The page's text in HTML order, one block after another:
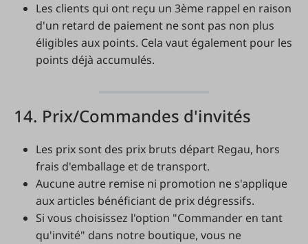
Les clients qui ont reçu un 3ème rappel en raison
d'un retard de paiement ne sont pas non plus
éligibles aux points. Cela vaut également pour les
points déjà accumulés.
14. Prix/Commandes d'invités
Les prix sont des prix bruts départ Regau, hors
frais d'emballage et de transport.
Aucune autre remise ni promotion ne s'applique
aux articles bénéficiant de prix dégressifs.
Si vous choisissez l'option "Commander en tant
qu'invité" dans notre boutique, vous ne